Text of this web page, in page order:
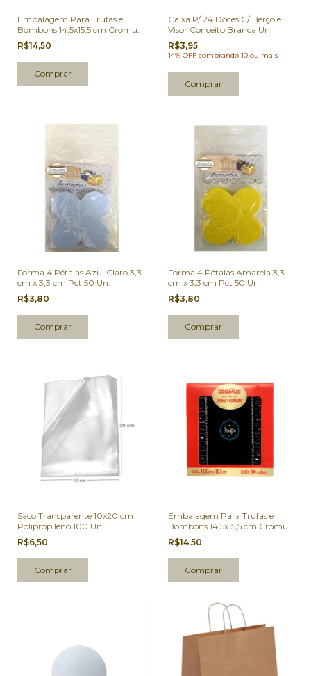
Embalagem Para Trufas e
Bombons 14,5x15,5 cm Cromus
Poá Belle Vermelho/Rosa 100
Un.
R$14,50
Caixa P/ 24 Doces C/ Berço e
Visor Conceito Branca Un.
R$3,95
14% OFF comprando 10 ou mais
Forma 4 Pétalas Azul Claro 3,3
cm x 3,3 cm Pct 50 Un.
R$3,80
Forma 4 Pétalas Amarela 3,3
cm x 3,3 cm Pct 50 Un.
R$3,80
Saco Transparente 10x20 cm
Polipropileno 100 Un.
R$6,50
Embalagem Para Trufas e
Bombons 14,5x15,5 cm Cromus
Lousinha 100 Un.
R$14,50